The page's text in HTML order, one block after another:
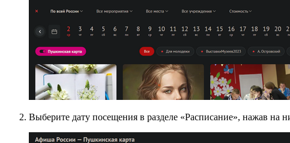
Выберите дату посещения в разделе «Расписание», нажав на